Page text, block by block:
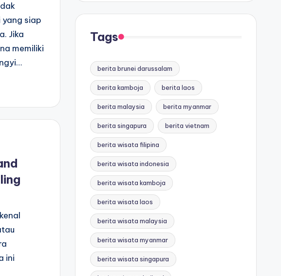
siap
Jika
memiliki
ini
Tags
berita brunei darussalam
berita kamboja berita laos
berita malaysia berita myanmar
berita singapura berita vietnam
berita wisata filipina
berita wisata indonesia
berita wisata kamboja
berita wisata laos
berita wisata malaysia
berita wisata myanmar
berita wisata singapura